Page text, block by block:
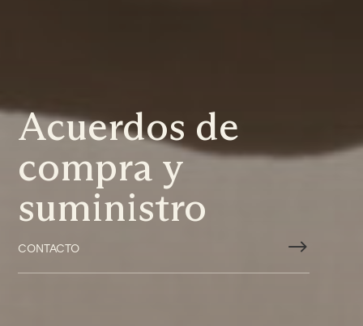
Acuerdos de
compra y
suministro
CONTACTO $